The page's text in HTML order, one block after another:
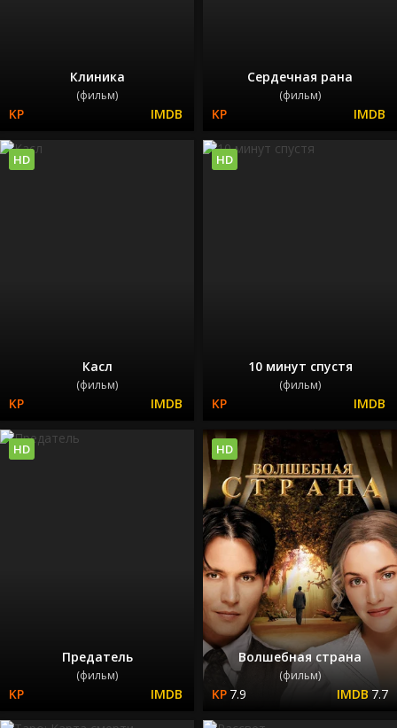
Клиника
(фильм)
Сердечная рана
(фильм)
Касл
(фильм)
HD
10 минут спустя
(фильм)
HD
Предатель
(фильм)
HD
Волшебная страна
(фильм)
7.9 7.7
HD